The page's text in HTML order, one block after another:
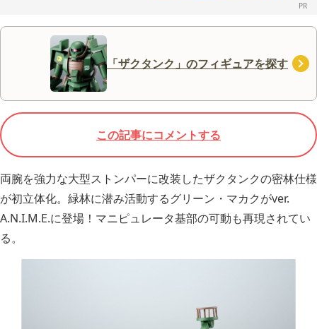
「ザクタンク」のフィギュアを探す
この記事にコメントする
両腕を強力な大型ストンパーに改装したザクタンクの密林仕様
が初立体化。緑林に潜み活動するグリーン・マカクがver.
A.N.I.M.E.に登場！マニピュレータ基部の可動も再現されてい
る。